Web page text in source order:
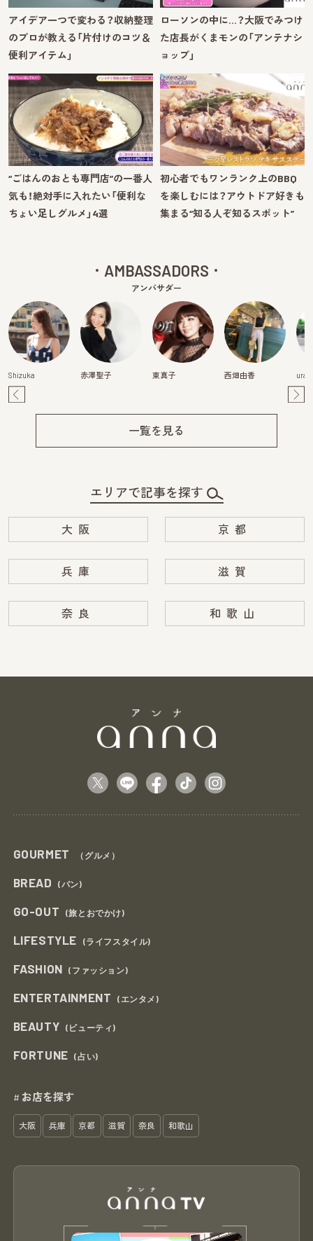
アイデア一つで変わる？収納整理
のプロが教える「片付けのコツ＆
便利アイテム」
ローソンの中に…？大阪でみつけ
た店長がくまモンの「アンテナシ
ョップ」
“ごはんのおとも専門店”の一番人
気も！絶対手に入れたい「便利な
ちょい足しグルメ」4選
初心者でもワンランク上のBBQ
を楽しむには？アウトドア好きも
集まる“知る人ぞ知るスポット”
AMBASSADORS
アンバサダー
Shizuka 赤澤聖子 東真子 西畑由香
一覧を見る
エリアで記事を探す
大阪 京都
兵庫 滋賀
奈良 和歌山
GOURMET （グルメ）
BREAD (パン)
GO-OUT (旅とおでかけ)
LIFESTYLE (ライフスタイル)
FASHION (ファッション)
ENTERTAINMENT (エンタメ)
BEAUTY (ビューティ)
FORTUNE (占い)
# お店を探す
大阪 兵庫 京都 滋賀 奈良 和歌山